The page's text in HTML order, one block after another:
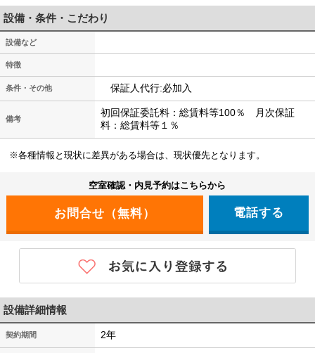
設備・条件・こだわり
設備など
特徴
条件・その他 保証人代行:必加入
備考
初回保証委託料：総賃料等100％ 月次保証
料：総賃料等１％
※各種情報と現状に差異がある場合は、現状優先となります。
空室確認・内見予約はこちらから
電話する
設備詳細情報
契約期間 2年